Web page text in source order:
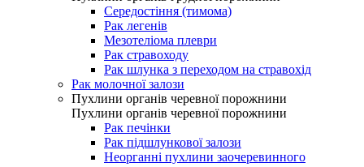
Середостіння (тимома)
Рак легенів
Мезотеліома плеври
Рак стравоходу
Рак шлунка з переходом на стравохід
Рак молочної залози
Пухлини органів черевної порожнини
Пухлини органів черевної порожнини
Рак печінки
Рак підшлункової залози
Неорганні пухлини заочеревинного